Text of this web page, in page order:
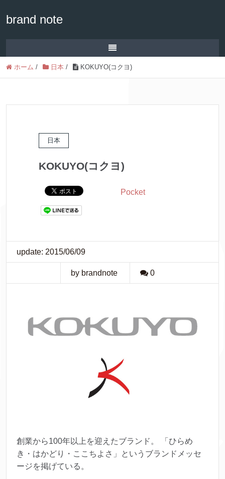
brand note
ホーム / 日本 / KOKUYO(コクヨ)
日本
KOKUYO(コクヨ)
Pocket
update: 2015/06/09
by brandnote 0
創業から100年以上を迎えたブランド。 「ひらめ
き・はかどり・ここちよさ」というブランドメッセ
ージを掲げている。